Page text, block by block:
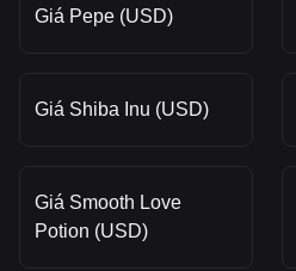
Giá Pepe (USD)
Giá Shiba Inu (USD)
Giá Smooth Love
Potion (USD)